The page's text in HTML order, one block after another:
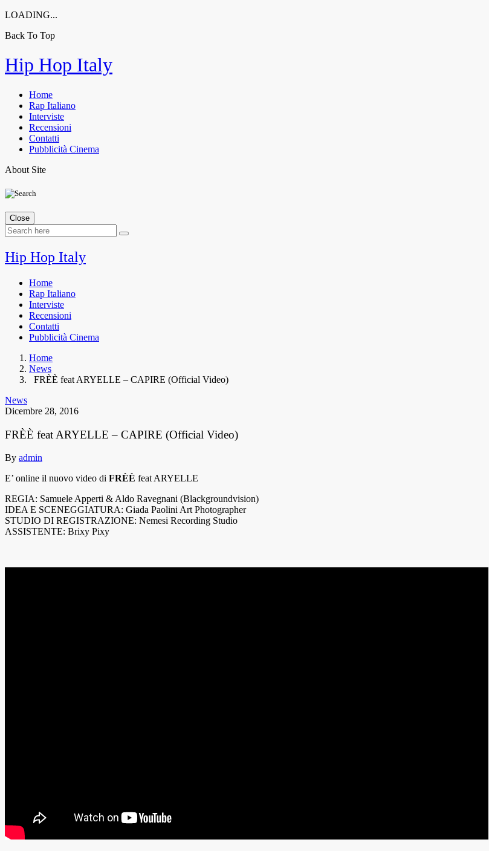
LOADING...
Back To Top
to
content
Hip Hop Italy
Home
Rap Italiano
Interviste
Recensioni
Contatti
Pubblicità Cinema
About Site
Close
Hip Hop Italy
Home
Rap Italiano
Interviste
Recensioni
Contatti
Pubblicità Cinema
Home
News
FRÈÈ feat ARYELLE – CAPIRE (Official Video)
News
Dicembre 28, 2016
FRÈÈ feat ARYELLE – CAPIRE (Official Video)
By admin
E’ online il nuovo video di FRÈÈ feat ARYELLE
REGIA: Samuele Apperti & Aldo Ravegnani (Blackgroundvision)
IDEA E SCENEGGIATURA: Giada Paolini Art Photographer
STUDIO DI REGISTRAZIONE: Nemesi Recording Studio
ASSISTENTE: Brixy Pixy